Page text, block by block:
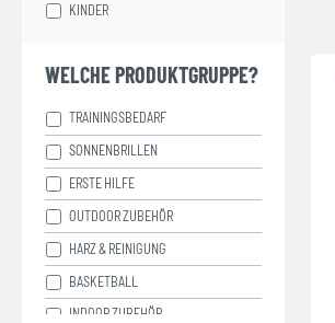
KINDER
WELCHE PRODUKTGRUPPE?
TRAININGSBEDARF
SONNENBRILLEN
ERSTE HILFE
OUTDOOR ZUBEHÖR
HARZ & REINIGUNG
BASKETBALL
INDOOR ZUBEHÖR